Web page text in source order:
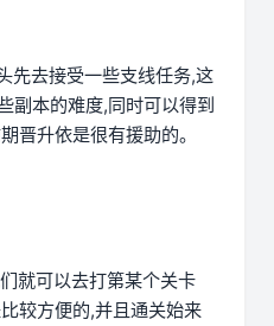
先去接受一些支线任务,这
副本的难度,同时可以得到
晋升依是很有援助的。
就可以去打第某个关卡
较方便的,并且通关始来